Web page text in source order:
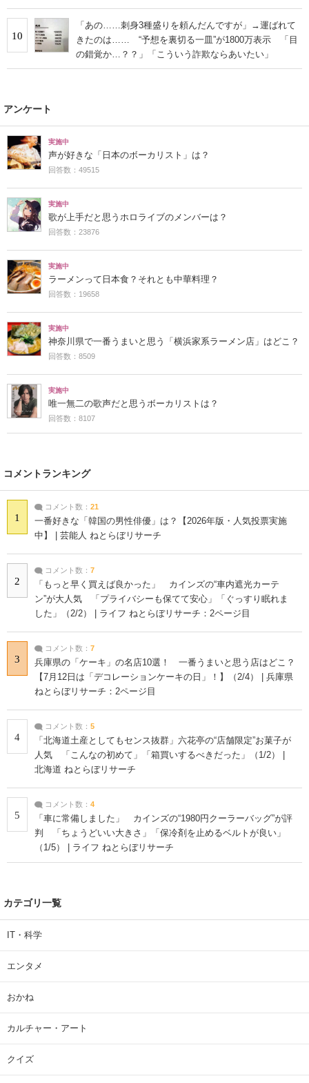
10
「あの……刺身3種盛りを頼んだんですが」→運ばれて
きたのは…… “予想を裏切る一皿”が1800万表示 「目
の錯覚か…？？」「こういう詐欺ならあいたい」
アンケート
実施中
声が好きな「日本のボーカリスト」は？
回答数：49515
実施中
歌が上手だと思うホロライブのメンバーは？
回答数：23876
実施中
ラーメンって日本食？それとも中華料理？
回答数：19658
実施中
神奈川県で一番うまいと思う「横浜家系ラーメン店」はどこ？
回答数：8509
実施中
唯一無二の歌声だと思うボーカリストは？
回答数：8107
コメントランキング
1
コメント数： 21
一番好きな「韓国の男性俳優」は？【2026年版・人気投票実施
中】 | 芸能人 ねとらぼリサーチ
2
コメント数： 7
「もっと早く買えば良かった」 カインズの“車内遮光カーテ
ン”が大人気 「プライバシーも保てて安心」「ぐっすり眠れま
した」（2/2） | ライフ ねとらぼリサーチ：2ページ目
3
コメント数： 7
兵庫県の「ケーキ」の名店10選！ 一番うまいと思う店はどこ？
【7月12日は「デコレーションケーキの日」！】（2/4） | 兵庫県
ねとらぼリサーチ：2ページ目
4
コメント数： 5
「北海道土産としてもセンス抜群」六花亭の“店舗限定”お菓子が
人気 「こんなの初めて」「箱買いするべきだった」（1/2） |
北海道 ねとらぼリサーチ
5
コメント数： 4
「車に常備しました」 カインズの“1980円クーラーバッグ”が評
判 「ちょうどいい大きさ」「保冷剤を止めるベルトが良い」
（1/5） | ライフ ねとらぼリサーチ
カテゴリ一覧
IT・科学
エンタメ
おかね
カルチャー・アート
クイズ